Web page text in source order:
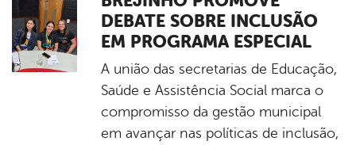
DEBATE SOBRE INCLUSÃO
EM PROGRAMA ESPECIAL
A união das secretarias de Educação,
Saúde e Assistência Social marca o
compromisso da gestão municipal
em avançar nas políticas de inclusão,